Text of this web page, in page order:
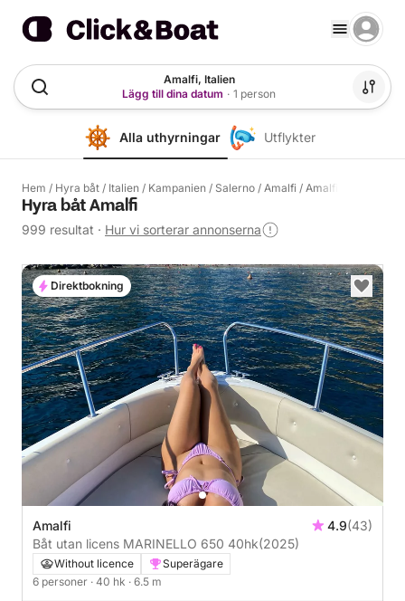
Amalfi, Italien
Lägg till dina datum · 1 person
Alla uthyrningar Utflykter
Hem / Hyra båt / Italien / Kampanien / Salerno / Amalfi / Amalfi
Hyra båt Amalfi
999 resultat · Hur vi sorterar annonserna
Amalfi 4.9(43)
Båt utan licens MARINELLO 650 40hk(2025)
Without licence
Superägare
6 personer · 40 hk · 6.5 m
Direktbokning